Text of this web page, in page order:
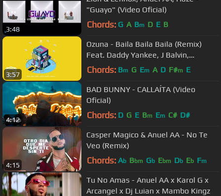
3:48
"Guayo" (Video Oficial)
Chords: G A Bm D E B
3:57
Ozuna - Baila Baila Baila (Remix)
Feat. Daddy Yankee, J Balvin,
Farruko, Anuel AA (Audio Oficial)
Chords: Bm G Em A D F#m E
4:12
BAD BUNNY - CALLAÍTA (Video
Oficial)
Chords: D G E Bm Em C# D#
4:15
Casper Magico & Anuel AA - No Te
Veo (Remix)
Chords: Ab Bbm Gb Ebm Db Eb Fm
Tu No Amas - Anuel AA x Karol G x
Arcangel x Dj Luian x Mambo Kingz